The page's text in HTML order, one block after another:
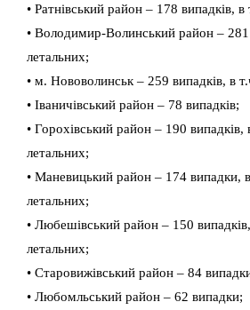
• Ратнівський район – 178 випадків,
• Володимир-Волинський район –
летальних;
• м. Нововолинськ – 259 випадків, в
• Іваничівський район – 78 випадків;
• Горохівський район – 190 випадків,
летальних;
• Маневицький район – 174 випадки,
летальних;
• Любешівський район – 150
летальних;
• Старовижівський район – 84
• Любомльський район – 62 випадки;